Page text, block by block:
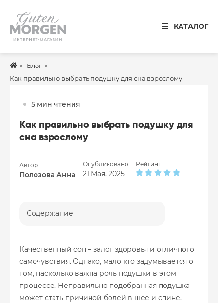
КАТАЛОГ
Иваново
8 800 100 34 50
Звонок по России бесплатный
Спальня
Столовая
Детская
Готовые решения
Блог
Как правильно выбрать подушку для сна взрослому
5 мин чтения
Как правильно выбрать подушку для
сна взрослому
Автор
Полозова Анна
Опубликовано
21 Мая, 2025
Рейтинг
Содержание
Качественный сон – залог здоровья и отличного
самочувствия. Однако, мало кто задумывается о
том, насколько важна роль подушки в этом
процессе. Неправильно подобранная подушка
может стать причиной болей в шее и спине,